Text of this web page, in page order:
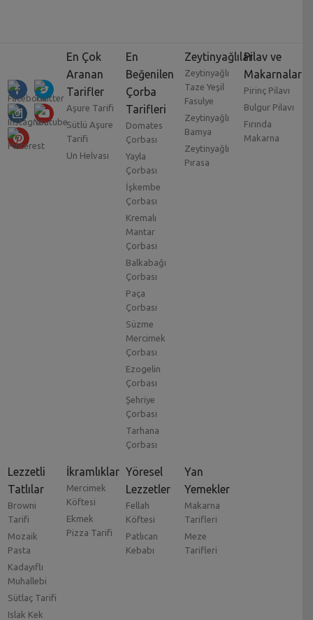
En Çok
Aranan
Tarifler
Aşure Tarifi
Sütlü Aşure
Tarifi
Un Helvası
En
Beğenilen
Çorba
Tarifleri
Domates
Çorbası
Yayla
Çorbası
İşkembe
Çorbası
Kremalı
Mantar
Çorbası
Balkabağı
Çorbası
Paça
Çorbası
Süzme
Mercimek
Çorbası
Ezogelin
Çorbası
Şehriye
Çorbası
Tarhana
Çorbası
Zeytinyağlılar
Zeytinyağlı
Taze Yeşil
Fasulye
Zeytinyağlı
Bamya
Zeytinyağlı
Pırasa
Pilav ve
Makarnalar
Pirinç Pilavı
Bulgur Pilavı
Fırında
Makarna
Lezzetli
Tatlılar
Browni
Tarifi
Mozaik
Pasta
Kadayıflı
Muhallebi
Sütlaç Tarifi
Islak Kek
İkramlıklar
Mercimek
Köftesi
Ekmek
Pizza Tarifi
Yöresel
Lezzetler
Fellah
Köftesi
Patlıcan
Kebabı
Yan
Yemekler
Makarna
Tarifleri
Meze
Tarifleri